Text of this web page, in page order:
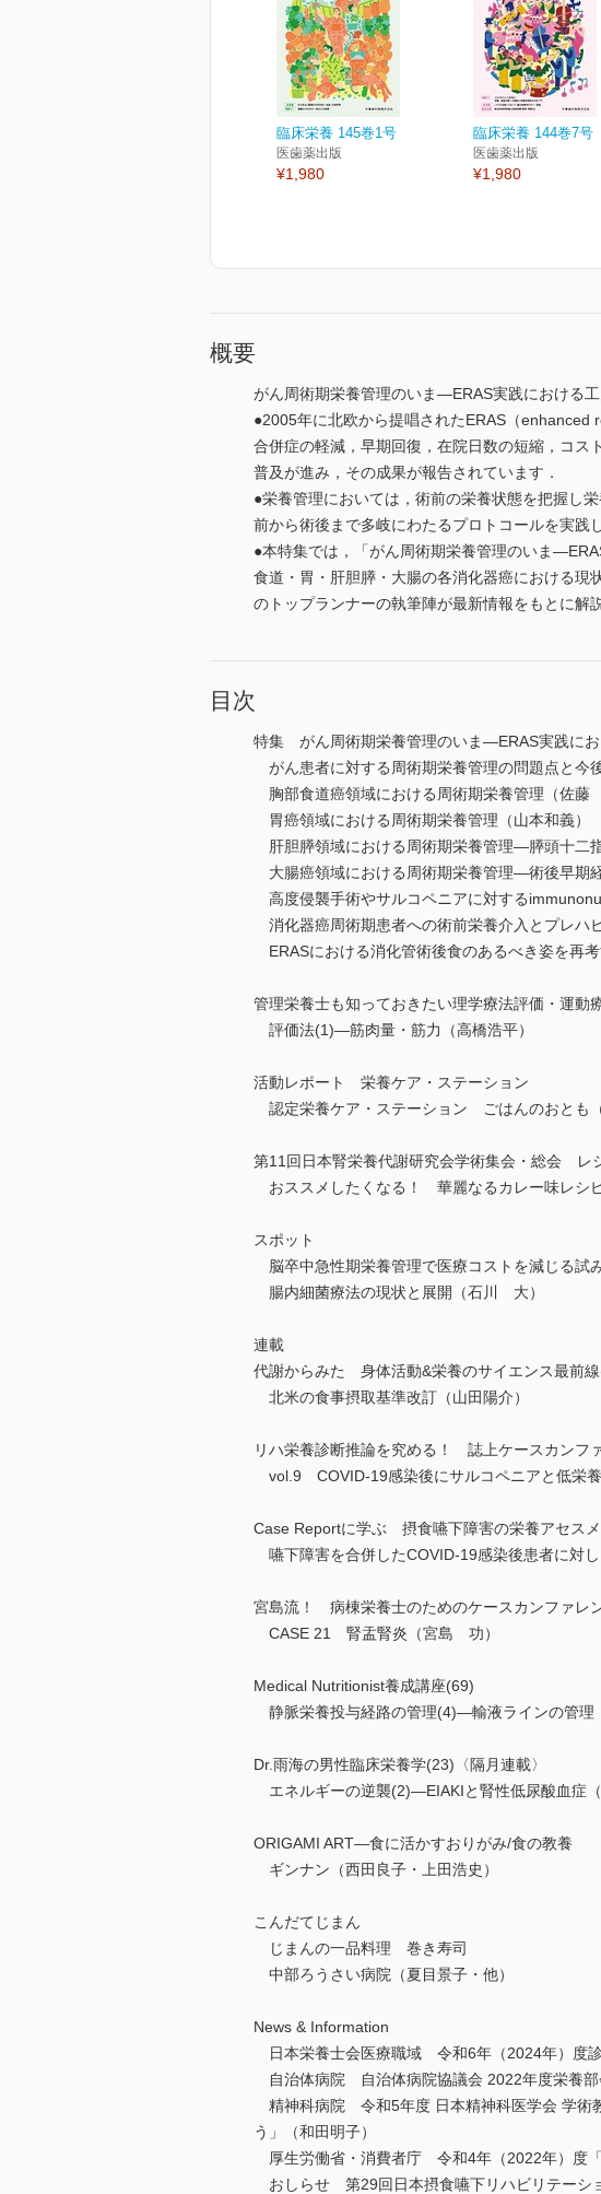
臨床栄養 145巻1号
医歯薬出版
¥1,980
臨床栄養 144巻7号
医歯薬出版
¥1,980
概要
がん周術期栄養管理のいま―ERAS実践における
●2005年に北欧から提唱されたERAS（
合併症の軽減，早期回復，在院日数の短縮，コス
普及が進み，その成果が報告されています．
●栄養管理においては，術前の栄養状態を把握し
前から術後まで多岐にわたるプロトコールを実践
●本特集では，「がん周術期栄養管理のいま
食道・胃・肝胆膵・大腸の各消化器癌における
のトップランナーの執筆陣が最新情報をもとに解
目次
特集 がん周術期栄養管理のいま―ERAS実践にお
がん患者に対する周術期栄養管理の問題点と今
胸部食道癌領域における周術期栄養管理（佐藤
胃癌領域における周術期栄養管理（山本和義）
肝胆膵領域における周術期栄養管理―膵頭十二
大腸癌領域における周術期栄養管理―術後早期
高度侵襲手術やサルコペニアに対する
消化器癌周術期患者への術前栄養介入とプレハ
ERASにおける消化管術後食のあるべき姿を再考
管理栄養士も知っておきたい理学療法評価・運動
評価法(1)―筋肉量・筋力（高橋浩平）
活動レポート 栄養ケア・ステーション
認定栄養ケア・ステーション ごはんのおとも（
第11回日本腎栄養代謝研究会学術集会・総会 レ
おススメしたくなる！ 華麗なるカレー味レシ
スポット
脳卒中急性期栄養管理で医療コストを減じる試
腸内細菌療法の現状と展開（石川 大）
連載
代謝からみた 身体活動&栄養のサイエンス最前
北米の食事摂取基準改訂（山田陽介）
リハ栄養診断推論を究める！ 誌上ケースカンフ
vol.9 COVID-19感染後にサルコペニアと低栄養
Case Reportに学ぶ 摂食嚥下障害の栄養アセス
嚥下障害を合併したCOVID-19感染後患者に対
宮島流！ 病棟栄養士のためのケースカンファレ
CASE 21 腎盂腎炎（宮島 功）
Medical Nutritionist養成講座(69)
静脈栄養投与経路の管理(4)―輸液ラインの管理
Dr.雨海の男性臨床栄養学(23)〈隔月連載〉
エネルギーの逆襲(2)―EIAKIと腎性低尿酸血症（
ORIGAMI ART―食に活かすおりがみ/食の教養
ギンナン（西田良子・上田浩史）
こんだてじまん
じまんの一品料理 巻き寿司
中部ろうさい病院（夏目景子・他）
News & Information
日本栄養士会医療職域 令和6年（2024年）度
自治体病院 自治体病院協議会 2022年度栄養部
精神科病院 令和5年度 日本精神科医学会 学術
う」（和田明子）
厚生労働省・消費者庁 令和4年（2022年）度
おしらせ 第29回日本摂食嚥下リハビリテーシ